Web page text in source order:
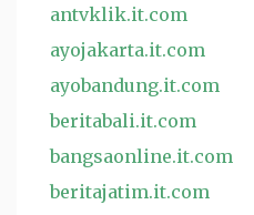
antvklik.it.com
ayojakarta.it.com
ayobandung.it.com
beritabali.it.com
bangsaonline.it.com
beritajatim.it.com